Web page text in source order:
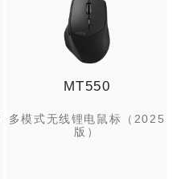
MT550
多模式无线锂电鼠标（2025
版）